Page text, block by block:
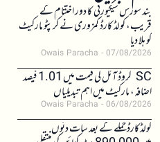
بند سورس سیکیورٹی کا دور اختتام کے
قریب، کولڈ کارڈ کمزوری نے کرپٹو مارکیٹ
کو ہلا دیا
Owais Paracha 07/08/2026
SC کروڈ آئل کی قیمت میں 1.01 فیصد
اضافہ، مارکیٹ میں اہم تبدیلیاں
Owais Paracha 06/08/2026
کولڈکارڈ حملے کے بعد سات دنوں